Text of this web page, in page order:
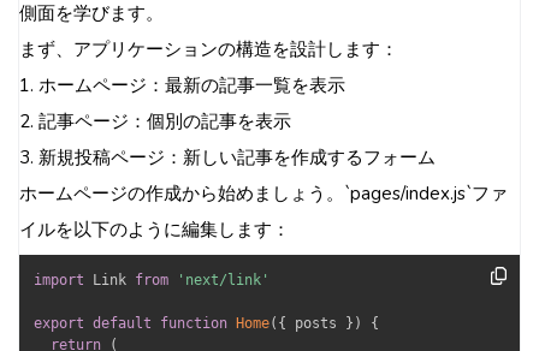
側面を学びます。
まず、アプリケーションの構造を設計します：
1. ホームページ：最新の記事一覧を表示
2. 記事ページ：個別の記事を表示
3. 新規投稿ページ：新しい記事を作成するフォーム
ホームページの作成から始めましょう。`pages/index.js`ファ
イルを以下のように編集します：
import Link from 'next/link'
export default function Home( { posts } )
{
return
(